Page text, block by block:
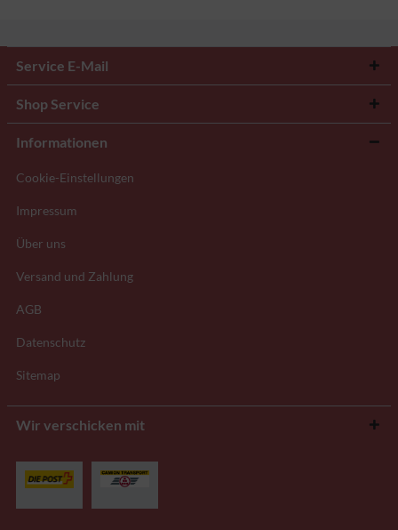
Service E-Mail
Shop Service
Informationen
Cookie-Einstellungen
Impressum
Über uns
Versand und Zahlung
AGB
Datenschutz
Sitemap
Wir verschicken mit